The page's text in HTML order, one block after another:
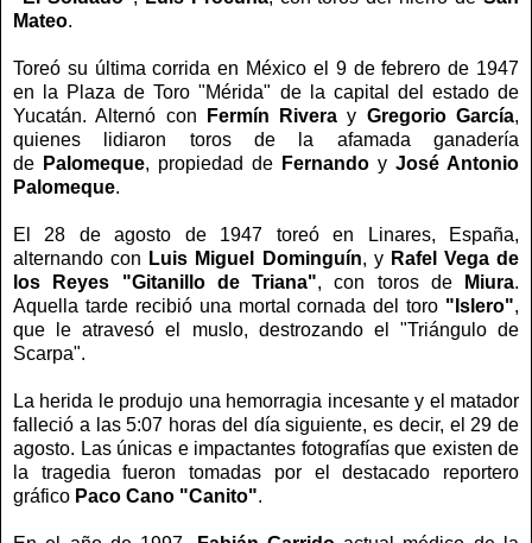
Mateo.
Toreó su última corrida en México el 9 de febrero de 1947
en la Plaza de Toro "Mérida" de la capital del estado de
Yucatán. Alternó con Fermín Rivera y Gregorio García,
quienes lidiaron toros de la afamada ganadería
de Palomeque, propiedad de Fernando y José Antonio
Palomeque.
El 28 de agosto de 1947 toreó en Linares, España,
alternando con Luis Miguel Dominguín, y Rafel Vega de
los Reyes "Gitanillo de Triana", con toros deMiura.
Aquella tarde recibió una mortal cornada del toro "Islero",
que le atravesó el muslo, destrozando el "Triángulo de
Scarpa".
La herida le produjo una hemorragia incesante y el matador
falleció a las 5:07 horas del día siguiente, es decir, el 29 de
agosto. Las únicas e impactantes fotografías que existen de
la tragedia fueron tomadas por el destacado reportero
gráfico Paco Cano "Canito".